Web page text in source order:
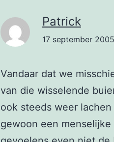
Patrick
17 september
Vandaar dat we
van die wisselende
ook steeds weer
gewoon een